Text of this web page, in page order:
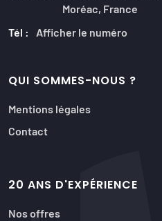
Moréac, France
Tél :
Afficher le numéro
QUI SOMMES-NOUS ?
Mentions légales
Contact
20 ANS D'EXPÉRIENCE
Nos offres